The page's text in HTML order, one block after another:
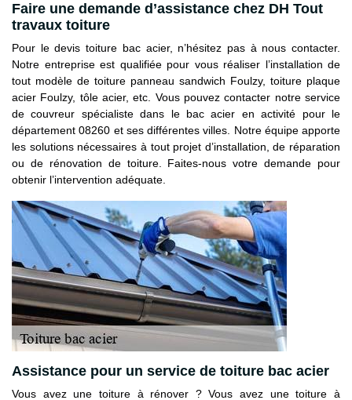
Faire une demande d’assistance chez DH Tout
travaux toiture
Pour le devis toiture bac acier, n’hésitez pas à nous contacter.
Notre entreprise est qualifiée pour vous réaliser l’installation de
tout modèle de toiture panneau sandwich Foulzy, toiture plaque
acier Foulzy, tôle acier, etc. Vous pouvez contacter notre service
de couvreur spécialiste dans le bac acier en activité pour le
département 08260 et ses différentes villes. Notre équipe apporte
les solutions nécessaires à tout projet d’installation, de réparation
ou de rénovation de toiture. Faites-nous votre demande pour
obtenir l’intervention adéquate.
Assistance pour un service de toiture bac acier
Vous avez une toiture à rénover ? Vous avez une toiture à